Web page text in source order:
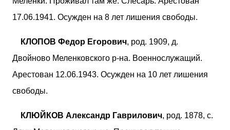
17.06.1941. Осужден на 8 лет лишения свободы.
КЛОПОВ Федор Егорович, род. 1909, д.
Двойново Меленковского р-на. Военнослужащий.
Арестован 12.06.1943. Осужден на 10 лет лишения
свободы.
КЛЮЙКОВ Александр Гаврилович, род. 1878, с.